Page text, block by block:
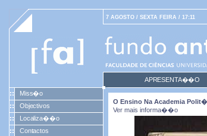
7 AGOSTO / SEXTA FEIRA / 17:11
APRESENTA��O
Miss�o
Objectivos
Localiza��o
Contactos
O Ensino Na Academia
Ver mais informa��o